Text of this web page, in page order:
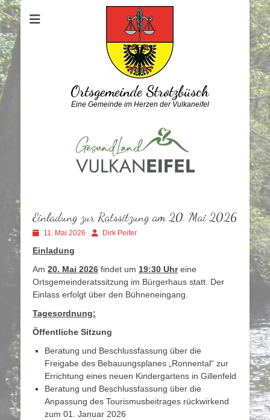
Ortsgemeinde Strotzbüsch
Eine Gemeinde im Herzen der Vulkaneifel
Einladung zur Ratssitzung am 20. Mai 2026
Veröffentlicht
11. Mai 2026 AutorDirk Peifer
Einladung
Am 20. Mai 2026 findet um 19:30 Uhreine
Ortsgemeinderatssitzung im Bürgerhaus statt. Der
Einlass erfolgt über den Bühneneingang.
Tagesordnung:
Öffentliche Sitzung
Beratung und Beschlussfassung über die
Freigabe des Bebauungsplanes „Ronnental“ zur
Errichtung eines neuen Kindergartens in Gillenfeld
Beratung und Beschlussfassung über die
Anpassung des Tourismusbeitrages rückwirkend
zum 01. Januar 2026